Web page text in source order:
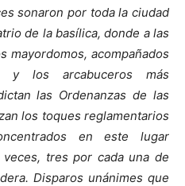
sonaron por toda la ciudad
de la basílica, donde a las
mayordomos, acompañados
y los arcabuceros más
las Ordenanzas de las
los toques reglamentarios
en este lugar
tres por cada una de
Disparos unánimes que